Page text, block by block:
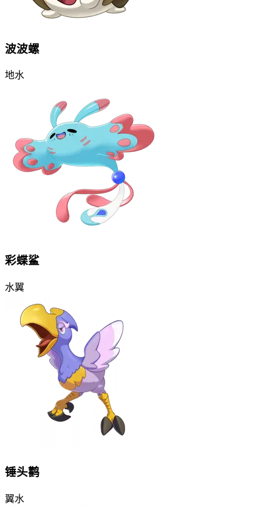
波波螺
地水
彩蝶鲨
水翼
锤头鹳
翼水